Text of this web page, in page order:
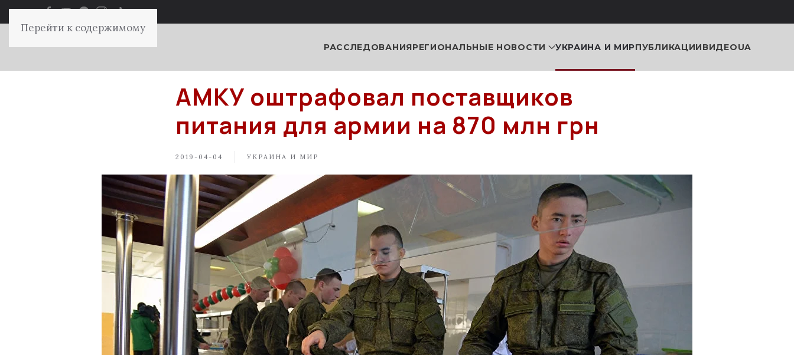
Перейти к содержимому
РАССЛЕДОВАНИЯРЕГИОНАЛЬНЫЕ НОВОСТИ УКРАИНА И МИРПУБЛИКАЦИИВИДЕОUA
АМКУ оштрафовал поставщиков
питания для армии на 870 млн грн
2019-04-04 УКРАИНА И МИР